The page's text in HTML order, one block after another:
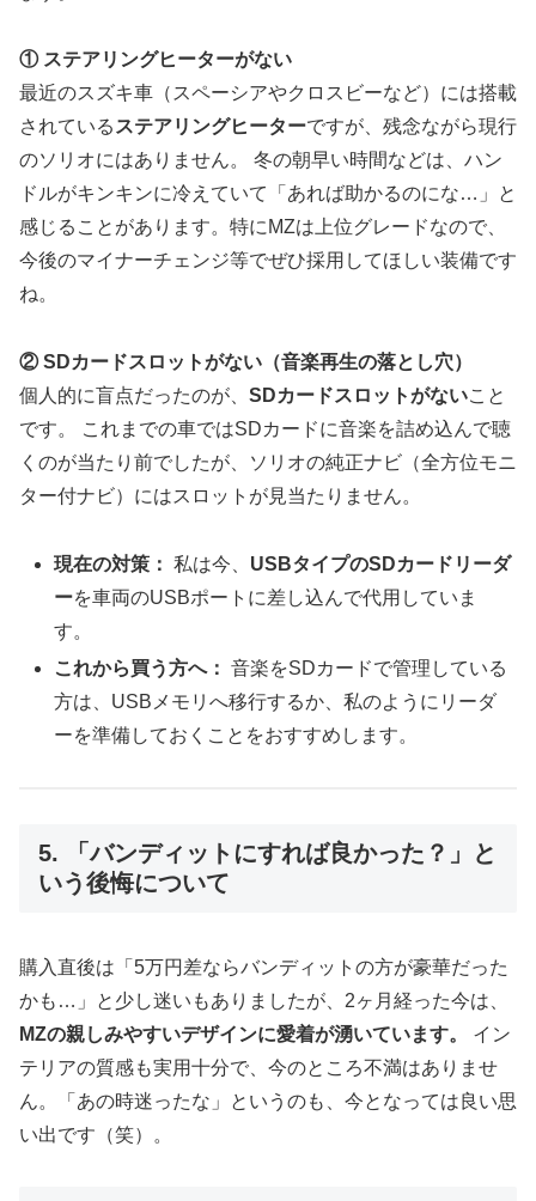
① ステアリングヒーターがない
最近のスズキ車（スペーシアやクロスビーなど）には搭載
されているステアリングヒーターですが、残念ながら現行
のソリオにはありません。 冬の朝早い時間などは、ハン
ドルがキンキンに冷えていて「あれば助かるのにな…」と
感じることがあります。特にMZは上位グレードなので、
今後のマイナーチェンジ等でぜひ採用してほしい装備です
ね。
② SDカードスロットがない（音楽再生の落とし穴）
個人的に盲点だったのが、 SDカードスロットがないこと
です。 これまでの車ではSDカードに音楽を詰め込んで聴
くのが当たり前でしたが、ソリオの純正ナビ（全方位モニ
ター付ナビ）にはスロットが見当たりません。
現在の対策： 私は今、 USBタイプのSDカードリーダ
ーを車両のUSBポートに差し込んで代用していま
す。
これから買う方へ： 音楽をSDカードで管理している
方は、USBメモリへ移行するか、私のようにリーダ
ーを準備しておくことをおすすめします。
5. 「バンディットにすれば良かった？」と
いう後悔について
購入直後は「5万円差ならバンディットの方が豪華だった
かも…」と少し迷いもありましたが、2ヶ月経った今は、
MZの親しみやすいデザインに愛着が湧いています。
イン
テリアの質感も実用十分で、今のところ不満はありませ
ん。「あの時迷ったな」というのも、今となっては良い思
い出です（笑）。